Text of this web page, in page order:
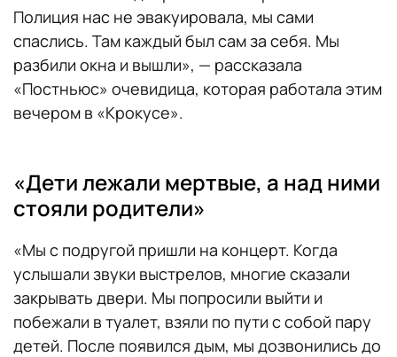
Полиция нас не эвакуировала, мы сами
спаслись. Там каждый был сам за себя. Мы
разбили окна и вышли», — рассказала
«Постньюс» очевидица, которая работала этим
вечером в «Крокусе».
«Дети лежали мертвые, а над ними
стояли родители»
«Мы с подругой пришли на концерт. Когда
услышали звуки выстрелов, многие сказали
закрывать двери. Мы попросили выйти и
побежали в туалет, взяли по пути с собой пару
детей. После появился дым, мы дозвонились до